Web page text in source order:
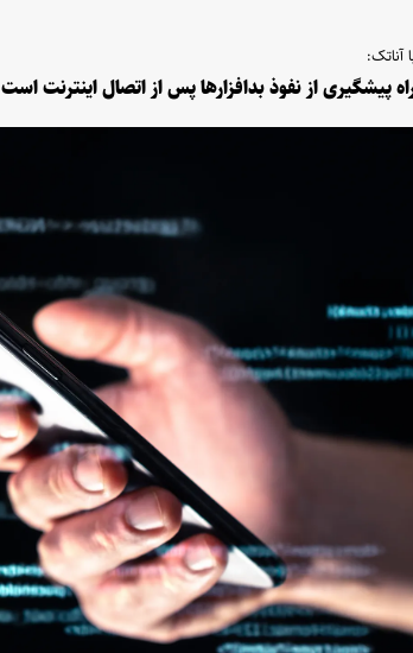
آناتک:
پیشگیری از نفوذ بدافزارها پس از اتصال اینترنت است